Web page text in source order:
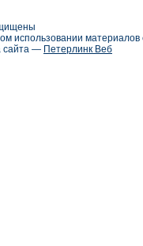
использовании
сайта — Петерлинк Веб